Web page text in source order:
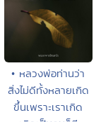
• หลวงพ่อท่านว่า
สิ่งไม่ดีทั้งหลายเกิด
ขึ้นเพราะเราเกิด